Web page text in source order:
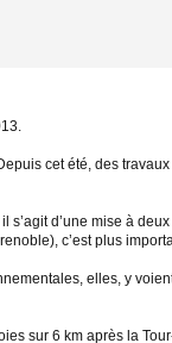
cet été, des
d’une mise à
c’est plus
elles, y
sur 6 km après la